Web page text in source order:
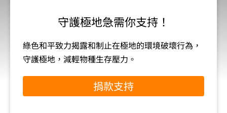
守護極地急需你支持！
綠色和平致力揭露和制止在極地的環境破壞行為，
守護極地，減輕物種生存壓力。
捐款支持